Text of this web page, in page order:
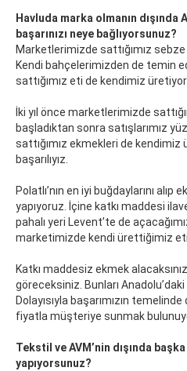
Havluda marka olmanın dışında
başarınızı neye bağlıyorsunuz?
Marketlerimizde sattığımız
Kendi bahçelerimizden de temin
sattığımız eti de kendimiz
İki yıl önce marketlerimizde
başladıktan sonra satışlarımız
sattığımız ekmekleri de
başarılıyız.
Polatlı’nın en iyi buğdaylarını
yapıyoruz. İçine katkı maddesi
pahalı yeri Levent’te de
marketimizde kendi ürettiğimiz eti
Katkı maddesiz ekmek
göreceksiniz. Bunları
Dolayısıyla başarımızın
fiyatla müşteriye sunmak
Tekstil ve AVM’nin dışında
yapıyorsunuz?